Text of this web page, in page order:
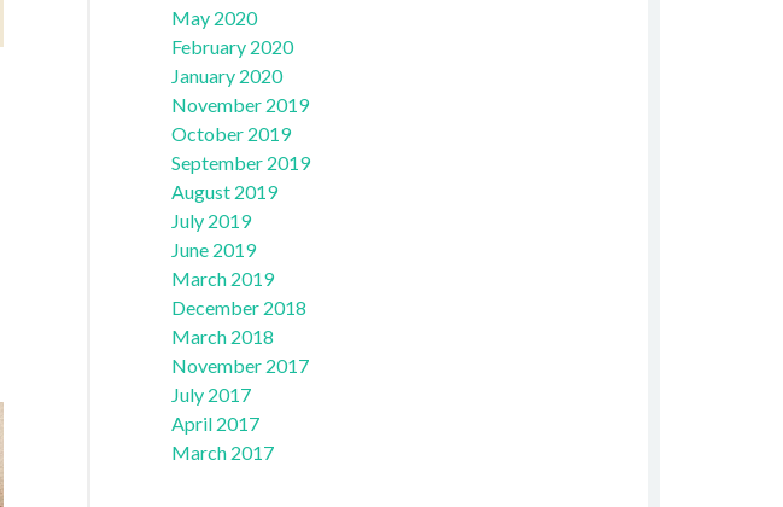
May 2020
February 2020
January 2020
November 2019
October 2019
September 2019
August 2019
July 2019
June 2019
March 2019
December 2018
March 2018
November 2017
July 2017
April 2017
March 2017